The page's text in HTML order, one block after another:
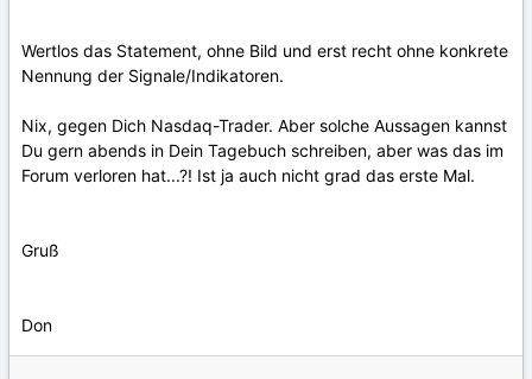
Wertlos das Statement, ohne Bild und erst recht ohne konkrete
Nennung der Signale/Indikatoren.
Nix, gegen Dich Nasdaq-Trader. Aber solche Aussagen kannst
Du gern abends in Dein Tagebuch schreiben, aber was das im
Forum verloren hat...?! Ist ja auch nicht grad das erste Mal.
Gruß
Don